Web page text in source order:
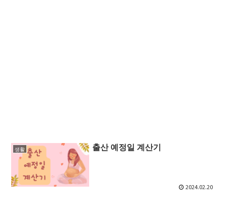
생활 출산 예정일 계산기
2024.02.20